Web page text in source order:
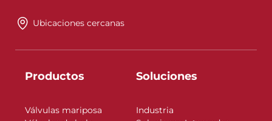
Ubicaciones cercanas
Productos
Válvulas mariposa
Soluciones
Industria